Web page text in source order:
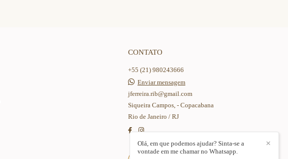
CONTATO
+55 (21) 980243666
Enviar mensagem
jferreira.rib@gmail.com
Siqueira Campos, - Copacabana
Rio de Janeiro / RJ
✕
Olá, em que podemos ajudar? Sinta-se a
vontade em me chamar no Whatsapp.